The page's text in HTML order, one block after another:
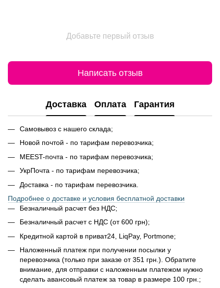
Добавьте первый отзыв
Написать отзыв
Доставка Оплата Гарантия
Самовывоз с нашего склада;
Новой почтой - по тарифам перевозчика;
MEEST-почта - по тарифам перевозчика;
УкрПочта - по тарифам перевозчика;
Доставка - по тарифам перевозчика.
Подробнее о доставке и условия бесплатной доставки
Безналичный расчет без НДС;
Безналичный расчет с НДС (от 600 грн);
Кредитной картой в приват24, LiqPay, Portmone;
Наложенный платеж при получении посылки у
перевозчика (только при заказе от 351 грн.). Обратите
внимание, для отправки с наложенным платежом нужно
сделать авансовый платеж за товар в размере 100 грн.;